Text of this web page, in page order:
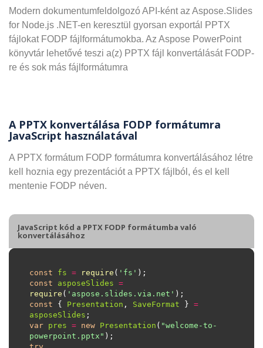
Modern dokumentumfeldolgozó API-ként az Aspose.Slides
for Node.js .NET-en keresztül gyorsan exportál PPTX
fájlokat FODP fájlformátumokba. Az Aspose PowerPoint
könyvtár lehetővé teszi a(z) PPTX fájl konvertálását FODP-
re és sok más fájlformátumra
A PPTX konvertálása FODP formátumra
JavaScript használatával
A PPTX formátum FODP formátumra konvertálásához létre
kell hoznia egy prezentációt a PPTX fájlból, és el kell
mentenie FODP néven.
JavaScript kód a PPTX FODP formátumba való
konvertálásához
const fs = require ( 'fs'
const
asposeSlides =
require ( 'aspose.slides.via.net'
const { Presentation , SaveFormat } =
asposeSlides
var pres = new Presentation ( "welcome-to-
powerpoint.pptx"